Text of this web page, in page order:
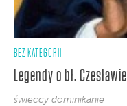
BEZ KATEGORII
Legendy o bł. Czesławie
świeccy dominikanie